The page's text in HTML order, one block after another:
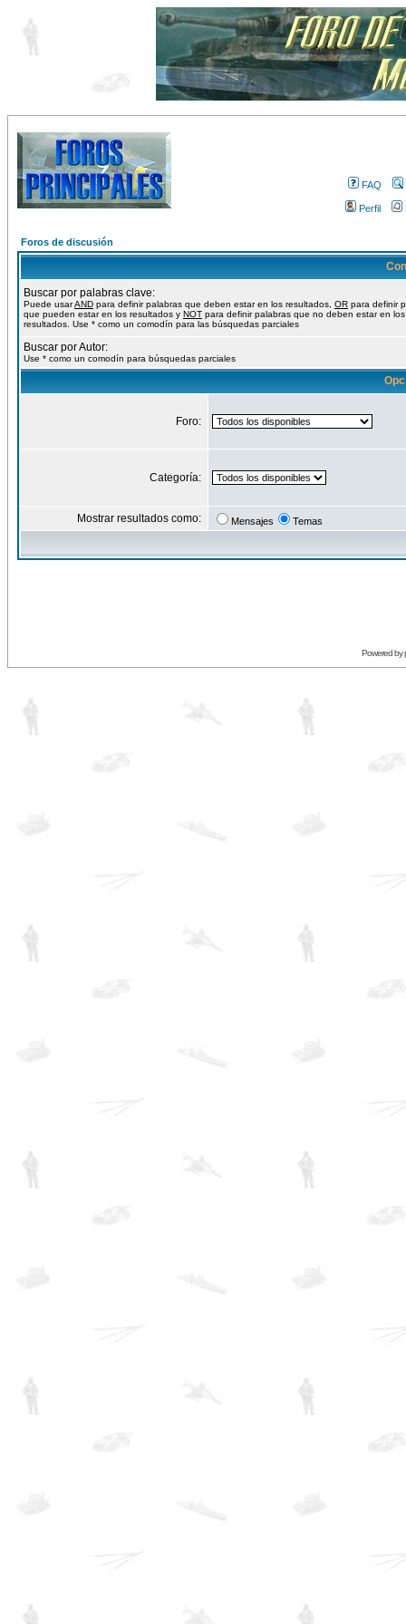
FAQ
Perfil
Foros de discusión
Buscar por palabras clave:
Puede usarAND para definir palabras que deben estar en los resultados, OR para definir
que pueden estar en los resultados y NOT para definir palabras que no deben estar en los
resultados. Use * como un comodín para las búsquedas parciales
Buscar por Autor:
Use * como un comodín para búsquedas parciales
Foro:
Categoría:
Mostrar resultados como: Mensajes Temas
Powered by